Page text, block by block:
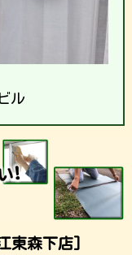
ル
東森下店]